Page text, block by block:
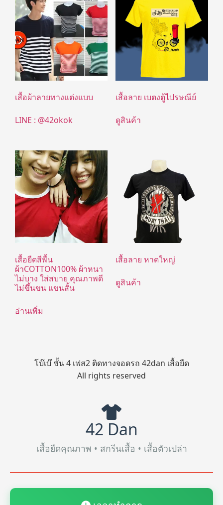
เสื้อผ้าลายทางแต่งแบบ
LINE : @42okok
เสื้อลาย เบตงตู้ไปรษณีย์
ดูสินค้า
เสื้อยืดสีพื้น
ผ้าCOTTON100% ผ้าหนา
ไม่บาง ใส่สบาย คุณภาพดี
ไม่ขึ้นขน แขนสั้น
อ่านเพิ่ม
เสื้อลาย หาดใหญ่
ดูสินค้า
โบ๊เบ๊ ชั้น 4 เฟส2 ติดทางจอดรถ 42dan เสื้อยืด
All rights reserved
42 Dan
เสื้อยืดคุณภาพ • สกรีนเสื้อ • เสื้อตัวเปล่า